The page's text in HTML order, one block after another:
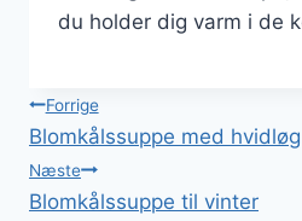
du holder dig varm i de
Forrige
Blomkålssuppe med hvidløg
Næste
Blomkålssuppe til vinter